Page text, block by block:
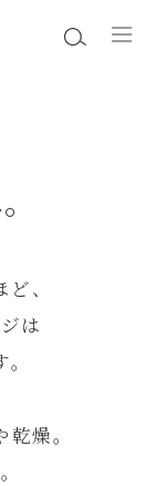
、
は
燥。